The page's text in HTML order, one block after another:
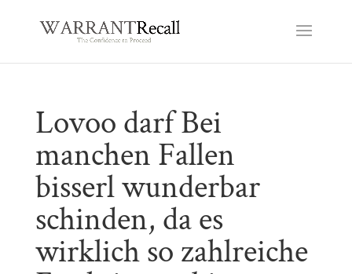
Lovoo darf Bei
manchen Fallen
bisserl wunderbar
schinden, da es
wirklich so zahlreiche